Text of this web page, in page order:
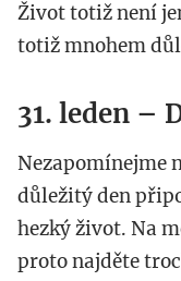
Život totiž není
totiž mnohem
31. leden –
Nezapomínejme
důležitý den
hezký život. Na
proto najděte